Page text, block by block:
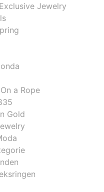
Jewelry
a Rope
Gold